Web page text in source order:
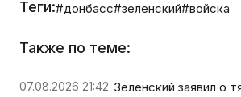
Теги:#донбасс#зеленский#войска
Также по теме:
07.08.2026 21:42 Зеленский заявил о